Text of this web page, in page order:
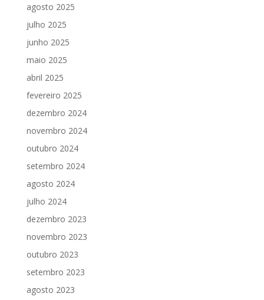
agosto 2025
julho 2025
junho 2025
maio 2025
abril 2025
fevereiro 2025
dezembro 2024
novembro 2024
outubro 2024
setembro 2024
agosto 2024
julho 2024
dezembro 2023
novembro 2023
outubro 2023
setembro 2023
agosto 2023